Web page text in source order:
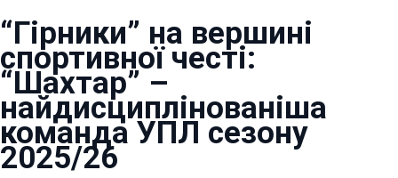
“Гірники” на вершині
спортивної честі:
“Шахтар” –
найдисциплінованіша
команда УПЛ сезону
2025/26